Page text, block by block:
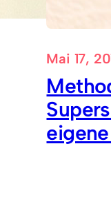
Mai 17,